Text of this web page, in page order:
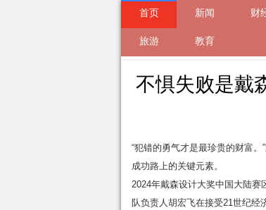
首页 新闻 财
旅游 教育
来自 2024-09-27
不惧失败是戴
“犯错的勇气才是最珍贵的财富
成功路上的关键元素。
2024年戴森设计大奖中国大陆赛
队负责人胡宏飞在接受21世纪经